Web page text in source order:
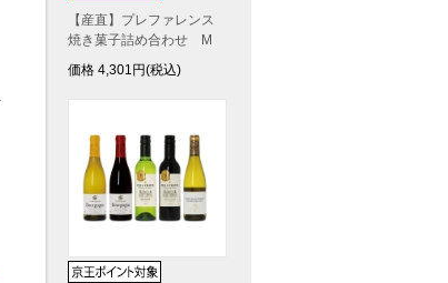
【産直】プレファレンス
焼き菓子詰め合わせ M
価格 4,301 円(税込)